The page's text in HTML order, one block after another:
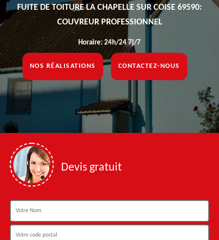
FUITE DE TOITURE LA CHAPELLE SUR COISE 69590:
COUVREUR PROFESSIONNEL
Horaire: 24h/24 7j/7
NOS RÉALISATIONS CONTACTEZ-NOUS
Devis gratuit